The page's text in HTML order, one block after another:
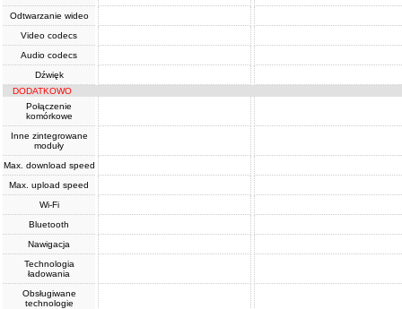
Odtwarzanie wideo
Video codecs
Audio codecs
Dźwięk
DODATKOWO
Połączenie
komórkowe
Inne zintegrowane
moduły
Max. download speed
Max. upload speed
Wi-Fi
Bluetooth
Nawigacja
Technologia
ładowania
Obsługiwane
technologie